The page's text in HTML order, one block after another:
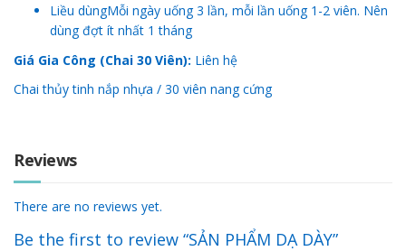
Liều dùngMỗi ngày uống 3 lần, mỗi lần uống 1-2 viên. Nên
dùng đợt ít nhất 1 tháng
Giá Gia Công (Chai 30 Viên): Liên hệ
Chai thủy tinh nắp nhựa / 30 viên nang cứng
Reviews
There are no reviews yet.
Be the first to review “SẢN PHẨM DẠ DÀY”